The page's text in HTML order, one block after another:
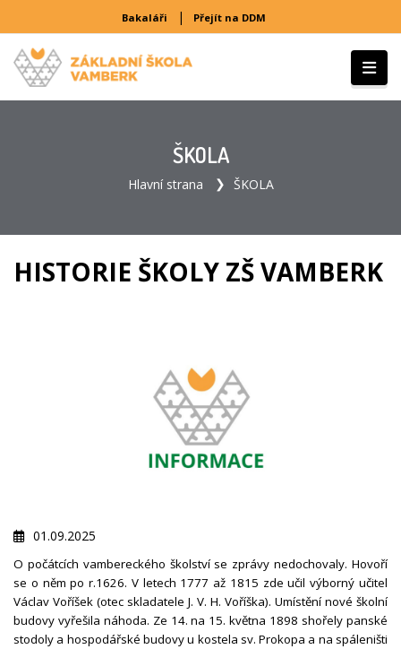
Bakaláři | Přejít na DDM
ŠKOLA
Hlavní strana ŠKOLA
HISTORIE ŠKOLY ZŠ VAMBERK
01.09.2025
O počátcích vambereckého školství se zprávy nedochovaly. Hovoří
se o něm po r.1626. V letech 1777 až 1815 zde učil výborný učitel
Václav Voříšek (otec skladatele J. V. H. Voříška). Umístění nové školní
budovy vyřešila náhoda. Ze 14. na 15. května 1898 shořely panské
stodoly a hospodářské budovy u kostela sv. Prokopa a na spáleništi